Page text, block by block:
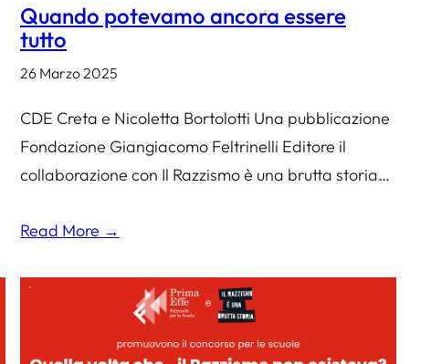
Quando potevamo ancora essere
tutto
26 Marzo 2025
CDE Creta e Nicoletta Bortolotti Una pubblicazione
Fondazione Giangiacomo Feltrinelli Editore il
collaborazione con Il Razzismo è una brutta storia…
Read More →